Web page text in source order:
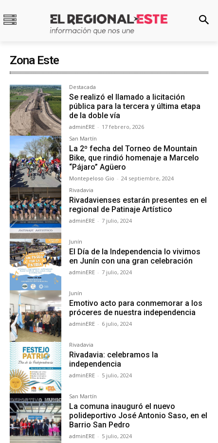
Zona Este
Destacada
Se realizó el llamado a licitación
pública para la tercera y última etapa
de la doble vía
adminERE - 17 febrero, 2026
San Martín
La 2º fecha del Torneo de Mountain
Bike, que rindió homenaje a Marcelo
“Pájaro” Agüero
Montepeloso Gio - 24 septiembre, 2024
Rivadavia
Rivadavienses estarán presentes en el
regional de Patinaje Artístico
adminERE - 7 julio, 2024
Junín
El Día de la Independencia lo vivimos
en Junín con una gran celebración
adminERE - 7 julio, 2024
Junín
Emotivo acto para conmemorar a los
próceres de nuestra independencia
adminERE - 6 julio, 2024
Rivadavia
Rivadavia: celebramos la
independencia
adminERE - 5 julio, 2024
San Martín
La comuna inauguró el nuevo
polideportivo José Antonio Saso, en el
Barrio San Pedro
adminERE - 5 julio, 2024